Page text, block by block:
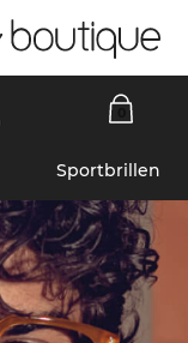
Sportbrillen